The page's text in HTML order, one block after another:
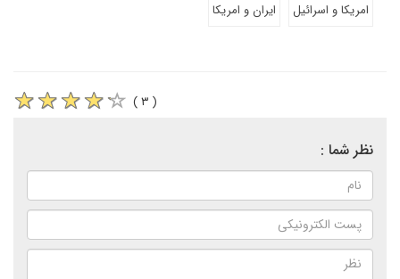
امریکا و اسرائیل
ایران و امریکا
( ۳ )
نظر شما :